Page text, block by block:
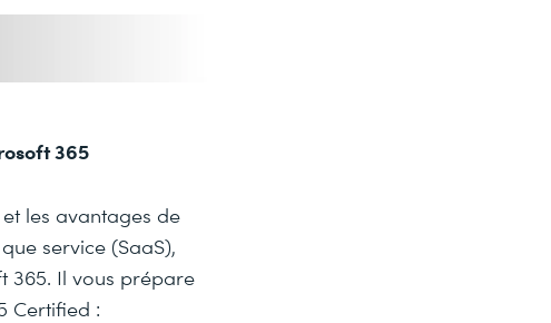
365
les avantages de
service (SaaS),
365. Il vous prépare
Certified :